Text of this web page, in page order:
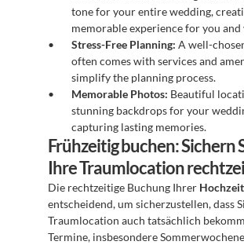
tone for your entire wedding,
memorable experience for you and
Stress-Free Planning: A well-
often comes with services and
simplify the planning process.
Memorable Photos: Beautiful
stunning backdrops for your
capturing lasting memories.
Frühzeitig buchen: Sichern
Ihre Traumlocation
Die rechtzeitige Buchung Ihrer
entscheidend, um sicherzustellen, dass
Traumlocation auch tatsächlich
Termine, insbesondere